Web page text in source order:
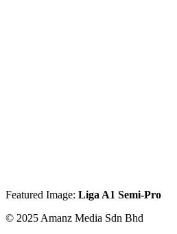
Featured Image: Liga A1 Semi-Pro
© 2025 Amanz Media Sdn Bhd